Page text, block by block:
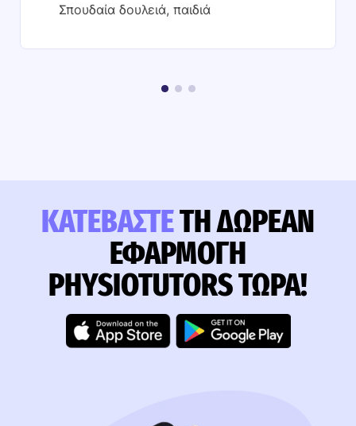
Σπουδαία δουλειά, παιδιά
ΚΑΤΕΒΆΣΤΕΤΗ ΔΩΡΕΆΝ
ΕΦΑΡΜΟΓΉ
PHYSIOTUTORS ΤΏΡΑ!